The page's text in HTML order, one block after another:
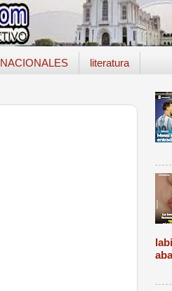
NACIONALES literatura